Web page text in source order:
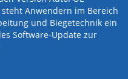
steht Anwendern im Bereich
und Biegetechnik ein
Software-Update zur